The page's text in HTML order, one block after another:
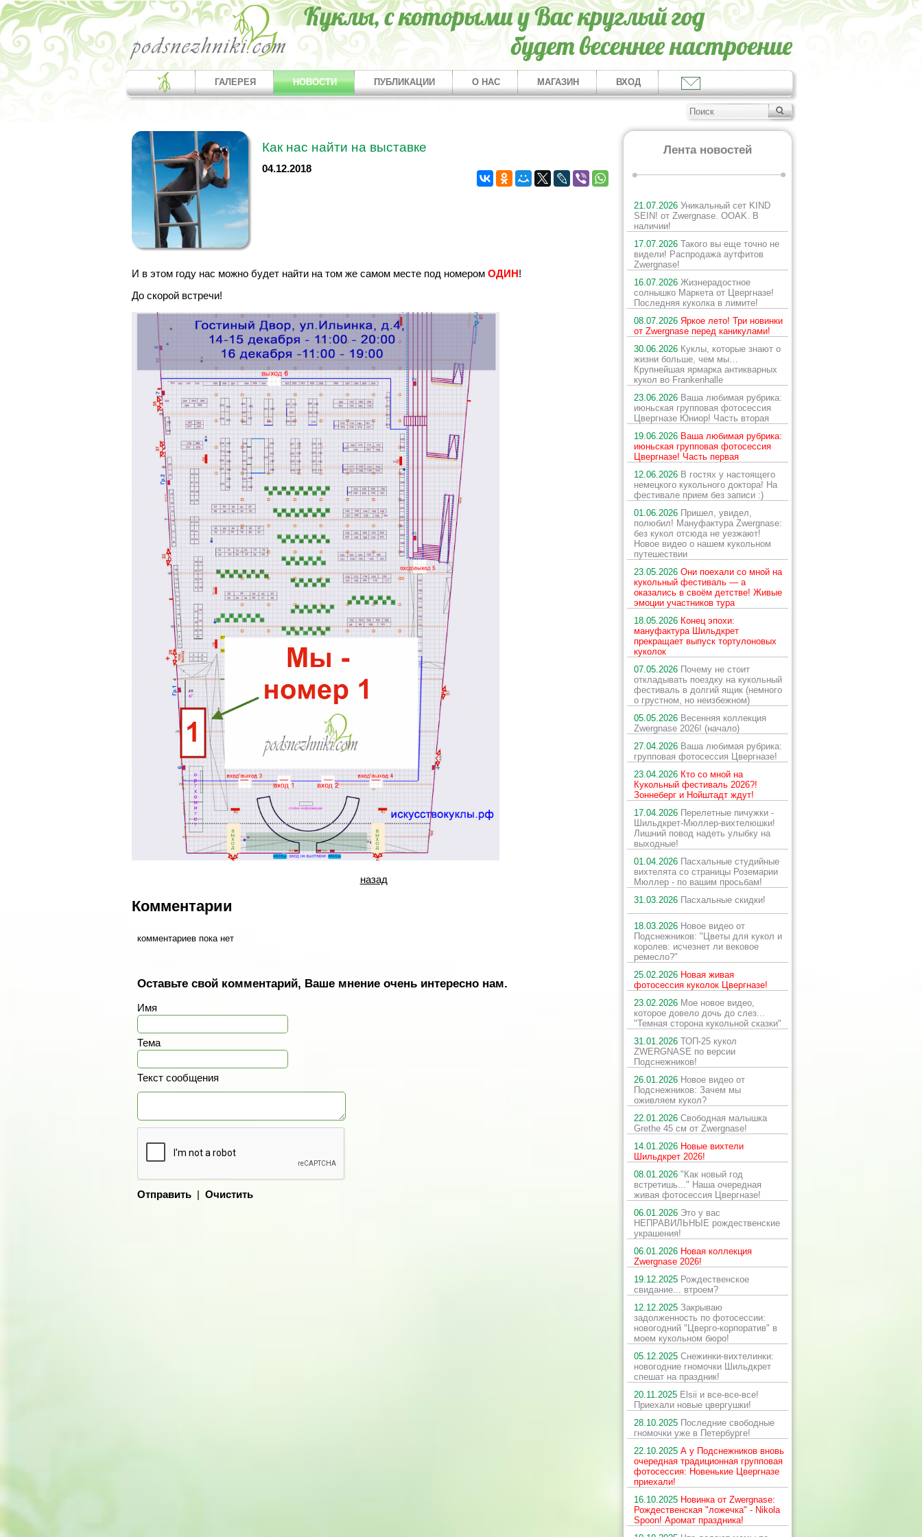
ГАЛЕРЕЯ НОВОСТИ ПУБЛИКАЦИИ О НАС МАГАЗИН ВХОД
Как нас найти на выставке
04.12.2018
И в этом году нас можно будет найти на том же самом месте под номером ОДИН !
До скорой встречи!
назад
Комментарии
комментариев пока нет
Оставьте свой комментарий, Ваше мнение очень интересно нам.
Имя
Тема
Текст сообщения
Отправить | Очистить
Лента новостей
21.07.2026 Уникальный сет KIND
SEIN! от Zwergnase. OOAK. В
наличии!
17.07.2026 Такого вы еще точно не
видели! Распродажа аутфитов
Zwergnase!
16.07.2026 Жизнерадостное
солнышко Маркета от Цвергназе!
Последняя куколка в лимите!
08.07.2026 Яркое лето! Три новинки
от Zwergnase перед каникулами!
30.06.2026 Куклы, которые знают о
жизни больше, чем мы…
Крупнейшая ярмарка антикварных
кукол во Frankenhalle
23.06.2026 Ваша любимая рубрика:
июньская групповая фотосессия
Цвергназе Юниор! Часть вторая
19.06.2026 Ваша любимая рубрика:
июньская групповая фотосессия
Цвергназе! Часть первая
12.06.2026 В гостях у настоящего
немецкого кукольного доктора! На
фестивале прием без записи :)
01.06.2026 Пришел, увидел,
полюбил! Мануфактура Zwergnase:
без кукол отсюда не уезжают!
Новое видео о нашем кукольном
путешествии
23.05.2026 Они поехали со мной на
кукольный фестиваль — а
оказались в своём детстве! Живые
эмоции участников тура
18.05.2026 Конец эпохи:
мануфактура Шильдкрет
прекращает выпуск тортулоновых
куколок
07.05.2026 Почему не стоит
откладывать поездку на кукольный
фестиваль в долгий ящик (немного
о грустном, но неизбежном)
05.05.2026 Весенняя коллекция
Zwergnase 2026! (начало)
27.04.2026 Ваша любимая рубрика:
групповая фотосессия Цвергназе!
23.04.2026 Кто со мной на
Кукольный фестиваль 2026?!
Зоннеберг и Нойштадт ждут!
17.04.2026 Перелетные пичужки -
Шильдкрет-Мюллер-вихтелюшки!
Лишний повод надеть улыбку на
выходные!
01.04.2026 Пасхальные студийные
вихтелята со страницы Роземарии
Мюллер - по вашим просьбам!
31.03.2026 Пасхальные скидки!
18.03.2026 Новое видео от
Подснежников: "Цветы для кукол и
королев: исчезнет ли вековое
ремесло?"
25.02.2026 Новая живая
фотосессия куколок Цвергназе!
23.02.2026 Мое новое видео,
которое довело дочь до слез...
"Темная сторона кукольной сказки"
31.01.2026 ТОП-25 кукол
ZWERGNASE по версии
Подснежников!
26.01.2026 Новое видео от
Подснежников: Зачем мы
оживляем кукол?
22.01.2026 Свободная малышка
Grethe 45 см от Zwergnase!
14.01.2026 Новые вихтели
Шильдкрет 2026!
08.01.2026 "Как новый год
встретишь..." Наша очередная
живая фотосессия Цвергназе!
06.01.2026 Это у вас
НЕПРАВИЛЬНЫЕ рождественские
украшения!
06.01.2026 Новая коллекция
Zwergnase 2026!
19.12.2025 Рождественское
свидание... втроем?
12.12.2025 Закрываю
задолженность по фотосессии:
новогодний "Цверго-корпоратив" в
моем кукольном бюро!
05.12.2025 Снежинки-вихтелинки:
новогодние гномочки Шильдкрет
спешат на праздник!
20.11.2025 Elsii и все-все-все!
Приехали новые цвергушки!
28.10.2025 Последние свободные
гномочки уже в Петербурге!
22.10.2025 А у Подснежников вновь
очередная традиционная групповая
фотосессия: Новенькие Цвергназе
приехали!
16.10.2025 Новинка от Zwergnase:
Рождественская "ложечка" - Nikola
Spoon! Аромат праздника!